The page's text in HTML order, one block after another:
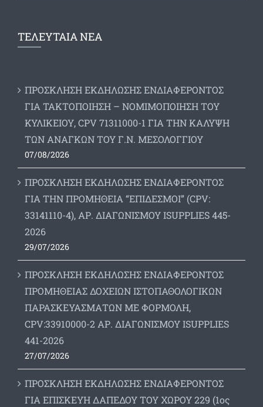
ΤΕΛΕΥΤΑΙΑ ΝΕΑ
ΠΡΟΣΚΛΗΣΗ ΕΚΔΗΛΩΣΗΣ ΕΝΔΙΑΦΕΡΟΝΤΟΣ
ΓΙΑ ΤΑΚΤΟΠΟΙΗΣΗ – ΝΟΜΙΜΟΠΟΙΗΣΗ ΤΟΥ
ΚΥΛΙΚΕΙΟΥ, CPV 71311000-1 ΓΙΑ ΤΗΝ ΚΑΛΥΨΗ
ΤΩΝ ΑΝΑΓΚΩΝ ΤΟΥ Γ.Ν. ΜΕΣΟΛΟΓΓΙΟΥ
07/08/2026
ΠΡΟΣΚΛΗΣΗ ΕΚΔΗΛΩΣΗΣ ΕΝΔΙΑΦΕΡΟΝΤΟΣ
ΓΙΑ ΤΗΝ ΠΡΟΜΗΘΕΙΑ “ΕΠΙΔΕΣΜΟΙ” (CPV:
33141110-4), ΑΡ. ΔΙΑΓΩΝΙΣΜΟΥ ISUPPLIES 445-
2026
29/07/2026
ΠΡΟΣΚΛΗΣΗ ΕΚΔΗΛΩΣΗΣ ΕΝΔΙΑΦΕΡΟΝΤΟΣ
ΠΡΟΜΗΘΕΙΑΣ ΔΟΧΕΙΩΝ ΙΣΤΟΠΑΘΟΛΟΓΙΚΩΝ
ΠΑΡΑΣΚΕΥΑΣΜΑΤΩΝ ΜΕ ΦΟΡΜΟΛΗ,
CPV:33910000-2 ΑΡ. ΔΙΑΓΩΝΙΣΜΟΥ ΙSUPPLIES
441-2026
27/07/2026
ΠΡΟΣΚΛΗΣΗ ΕΚΔΗΛΩΣΗΣ ΕΝΔΙΑΦΕΡΟΝΤΟΣ
ΓΙΑ ΕΠΙΣΚΕΥΗ ΔΑΠΕΔΟΥ ΤΟΥ ΧΩΡΟΥ 229 (1ος